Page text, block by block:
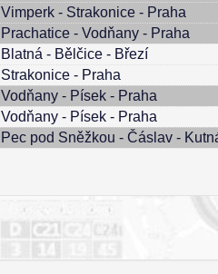
Vimperk - Strakonice - Praha
Prachatice - Vodňany - Praha
Blatná - Bělčice - Březí
Strakonice - Praha
Vodňany - Písek - Praha
Vodňany - Písek - Praha
Pec pod Sněžkou - Čáslav -